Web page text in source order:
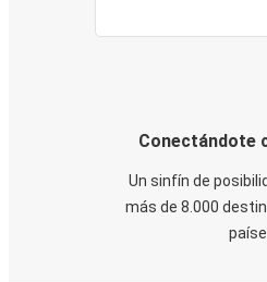
Conectándote
Un sinfín de
más de 8.000